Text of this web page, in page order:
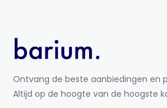
Ontvang de beste aanbiedingen en
Altijd op de hoogte van de hoogste